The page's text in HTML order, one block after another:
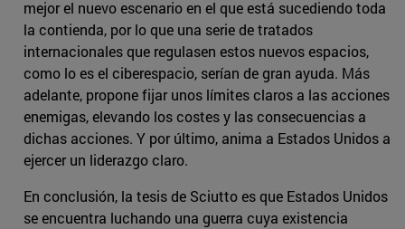
mejor el nuevo escenario en el que está sucediendo toda
la contienda, por lo que una serie de tratados
internacionales que regulasen estos nuevos espacios,
como lo es el ciberespacio, serían de gran ayuda. Más
adelante, propone fijar unos límites claros a las acciones
enemigas, elevando los costes y las consecuencias a
dichas acciones. Y por último, anima a Estados Unidos a
ejercer un liderazgo claro.
En conclusión, la tesis de Sciutto es que Estados Unidos
se encuentra luchando una guerra cuya existencia